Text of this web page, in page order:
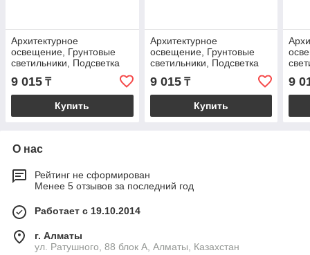
Архитектурное
освещение, Грунтовые
светильники, Подсветка
фонтанов
9 015 ₸
Купить
Архитектурное
освещение, Грунтовые
светильники, Подсветка
фонтанов
9 015₸
Купить
9
О нас
Рейтинг не сформирован
Менее 5 отзывов за последний год
Работает с 19.10.2014
г. Алматы
ул. Ратушного, 88 блок A, Алматы, Казахстан